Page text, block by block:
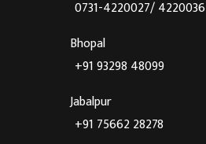
0731-4220027/ 4220036
Bhopal
+91 93298 48099
Jabalpur
+91 75662 28278